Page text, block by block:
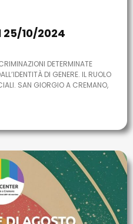
10/2024
DETERMINATE
DI GENERE. IL RUOLO
SAN GIORGIO A CREMANO,